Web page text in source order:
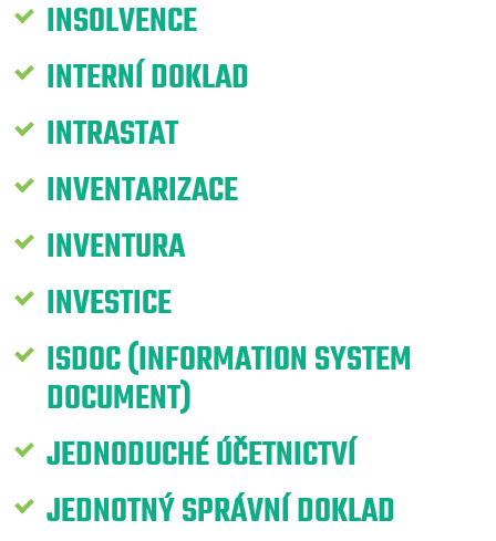
INSOLVENCE
INTERNÍ DOKLAD
INTRASTAT
INVENTARIZACE
INVENTURA
INVESTICE
ISDOC (INFORMATION SYSTEM
DOCUMENT)
JEDNODUCHÉ ÚČETNICTVÍ
JEDNOTNÝ SPRÁVNÍ DOKLAD